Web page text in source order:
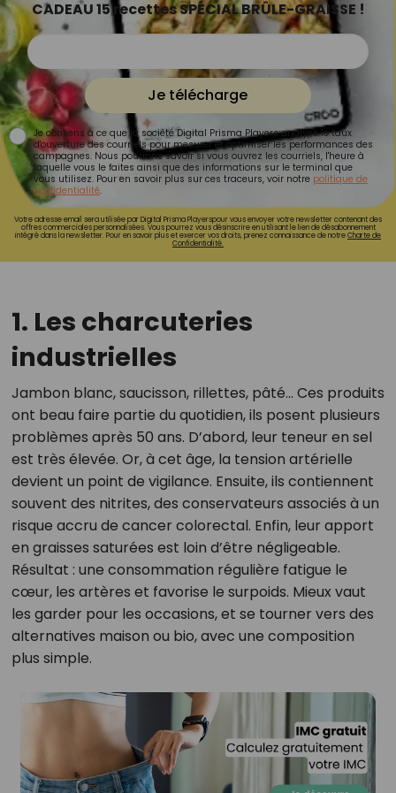
CADEAU 15 recettes SPÉCIAL BRÛLE-GRAISSE !
Je télécharge
Je consens à ce que la société Digital Prisma Players analyse le taux
d'ouverture des courriels pour mesurer et optimiser les performances des
campagnes. Nous pourrons savoir si vous ouvrez les courriels, l'heure à
laquelle vous le faites ainsi que des informations sur le terminal que
vous utilisez. Pour en savoir plus sur ces traceurs, voir notre politique de
confidentialité.
Votre adresse email sera utilisée par Digital Prisma Playerspour vous envoyer votre newsletter contenant des
offres commerciales personnalisées. Vous pourrez vous désinscrire en utilisant le lien de désabonnement
intégré dans la newsletter. Pour en savoir plus et exercer vos droits, prenez connaissance de notreCharte de
Confidentialité.
1. Les charcuteries
industrielles
Jambon blanc, saucisson, rillettes, pâté… Ces produits
ont beau faire partie du quotidien, ils posent plusieurs
problèmes après 50 ans. D’abord, leur teneur en sel
est très élevée. Or, à cet âge, la tension artérielle
devient un point de vigilance. Ensuite, ils contiennent
souvent des nitrites, des conservateurs associés à un
risque accru de cancer colorectal. Enfin, leur apport
en graisses saturées est loin d’être négligeable.
Résultat : une consommation régulière fatigue le
cœur, les artères et favorise le surpoids. Mieux vaut
les garder pour les occasions, et se tourner vers des
alternatives maison ou bio, avec une composition
plus simple.